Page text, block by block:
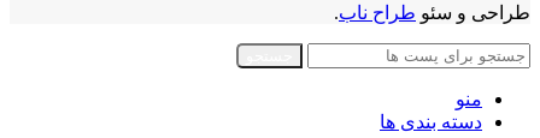
طراحی و سئو طراح ناب.
منو
دسته بندی ها